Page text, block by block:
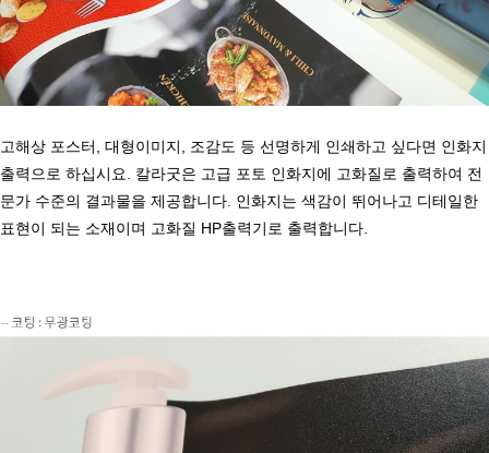
고해상 포스터, 대형이미지, 조감도 등 선명하게 인쇄하고 싶다면 인화지
출력으로 하십시요. 칼라굿은 고급 포토 인화지에 고화질로 출력하여 전
문가 수준의 결과물을 제공합니다. 인화지는 색감이 뛰어나고 디테일한
표현이 되는 소재이며 고화질 HP출력기로 출력합니다.